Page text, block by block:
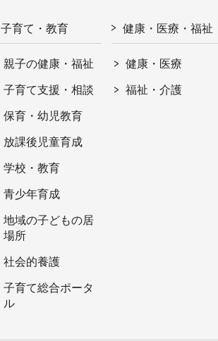
子育て・教育
親子の健康・福祉
子育て支援・相談
保育・幼児教育
放課後児童育成
学校・教育
青少年育成
地域の子どもの居
場所
社会的養護
子育て総合ポータ
ル
健康・医療・福祉
健康・医療
福祉・介護